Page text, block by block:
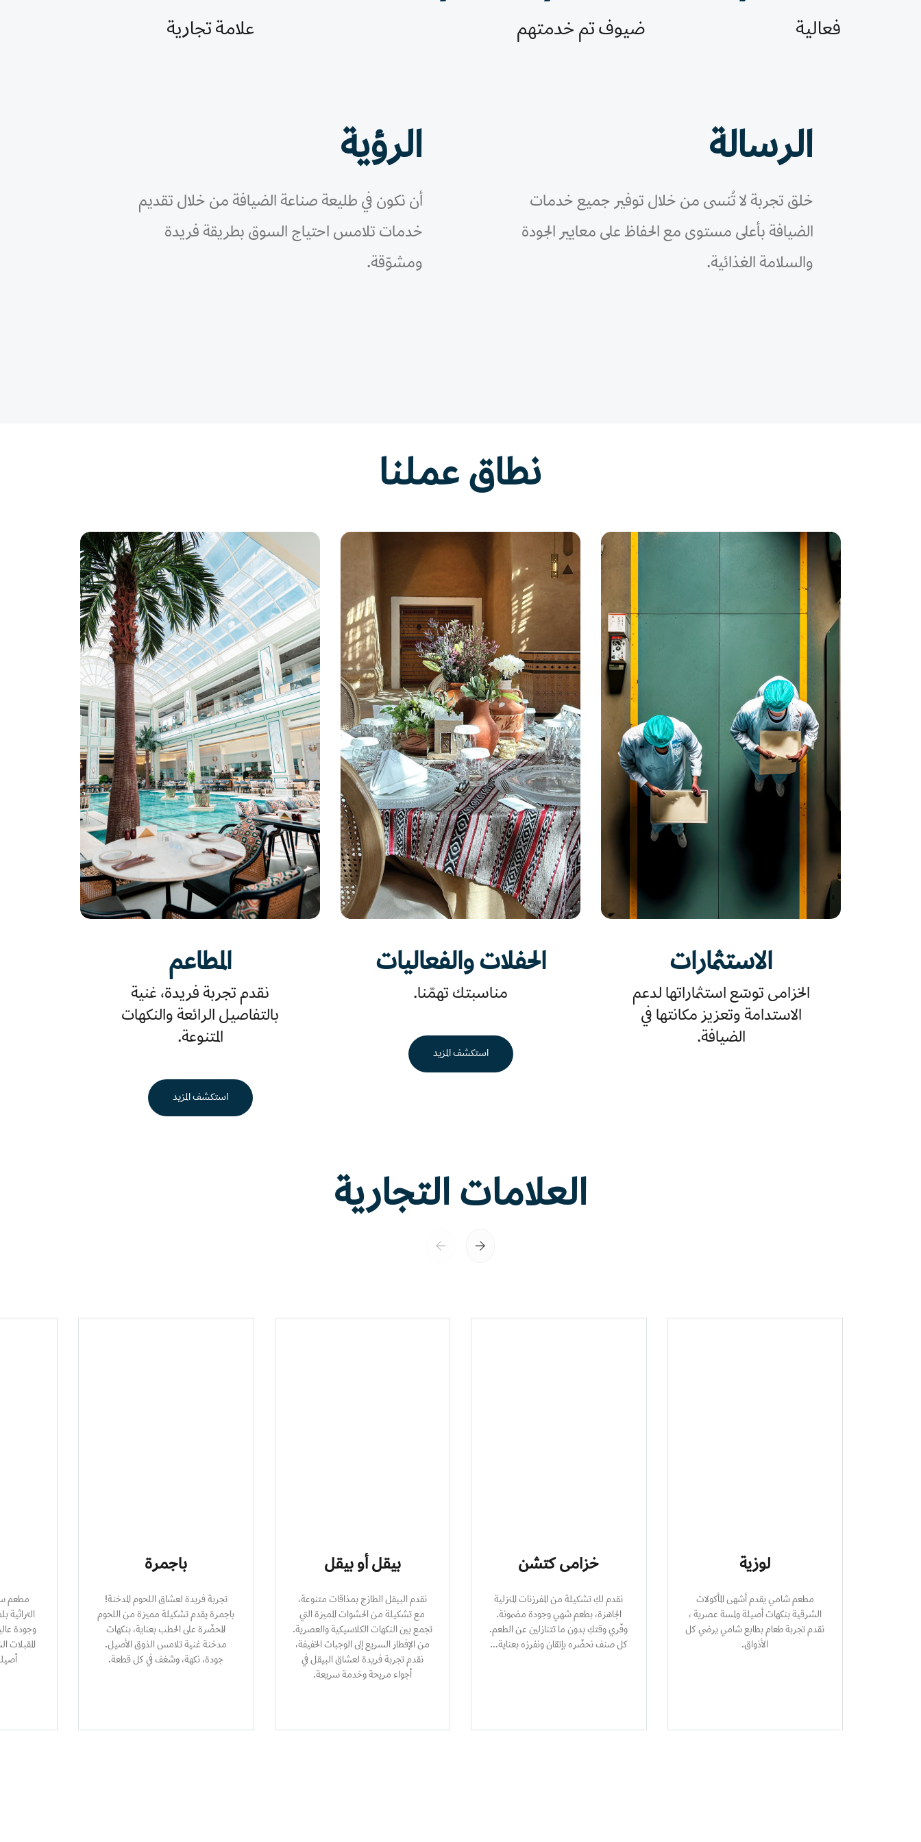
فعالية ضيوف تم خدمتهم علامة تجارية
الرسالة
خلق تجربة لا تُنسى من خلال توفير جميع خدمات
الضيافة بأعلى مستوى مع الحفاظ على معايير الجودة
والسلامة الغذائية.
الرؤية
أن نكون في طليعة صناعة الضيافة من خلال تقديم
خدمات تلامس احتياج السوق بطريقة فريدة
ومشوّقة.
نطاق عملنا
الاستثمارات
الخزامى توسّع استثماراتها لدعم
الاستدامة وتعزيز مكانتها في
الضيافة.
الحفلات والفعاليات
مناسبتك تهمّنا.
استكشف المزيد
المطاعم
نقدم تجربة فريدة، غنية
بالتفاصيل الرائعة والنكهات
المتنوعة.
استكشف المزيد
العلامات التجارية
لوزية
مطعم شامي يقدم أشهى المأكولات
الشرقية بنكهات أصيلة ولمسة عصرية ،
نقدم تجربة طعام بطابع شامي يرضي كل
الأذواق.
خزامى كتشن
نقدم لكِ تشكيلة من المفرزنات المنزلية
الجاهزة، بطعم شهي وجودة مضمونة.
وفّري وقتكِ بدون ما تتنازلين عن الطعم.
كل صنف نحضّره بإتقان ونفرزه بعناية…
بيقل أو بيقل
نقدم البيقل الطازج بمذاقات متنوعة،
مع تشكيلة من الحشوات المميزة التي
تجمع بين النكهات الكلاسيكية والعصرية.
من الإفطار السريع إلى الوجبات الخفيفة،
نقدم تجربة فريدة لعشاق البيقل في
أجواء مريحة وخدمة سريعة.
باجمرة
تجربة فريدة لعشاق اللحوم المدخنة!
باجمرة يقدم تشكيلة مميزة من اللحوم
المُحضّرة على الحطب بعناية، بنكهات
مدخنة غنية تلامس الذوق الأصيل.
جودة، نكهة، وشغف في كل قطعة.
مطعم
وجودة
المقبلات